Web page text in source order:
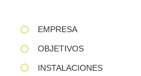
EMPRESA
OBJETIVOS
INSTALACIONES